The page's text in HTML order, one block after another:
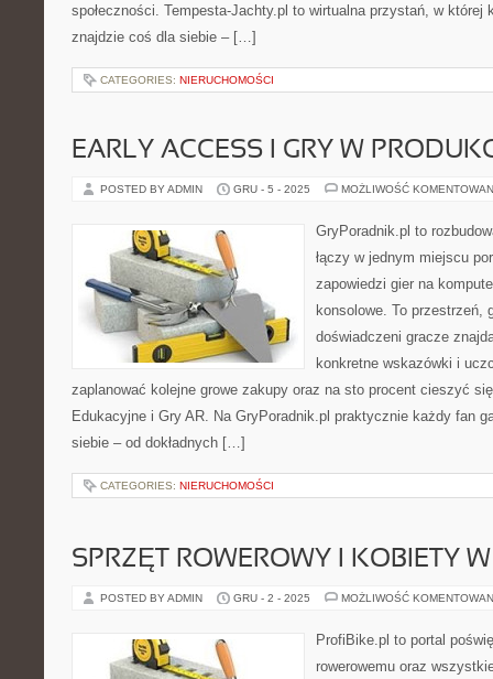
społeczności. Tempesta-Jachty.pl to wirtualna przystań, w której
znajdzie coś dla siebie – […]
CATEGORIES: NIERUCHOMOŚCI
EARLY ACCESS I GRY W
POSTED BY ADMIN GRU - 5 - 2025 MOŻLIWOŚĆ
GryPoradnik.pl to
łączy w jednym miejscu
zapowiedzi gier na
konsolowe. To przestrzeń,
doświadczeni gracze
konkretne wskazówki i
zaplanować kolejne growe zakupy oraz na sto procent cieszyć
Edukacyjne i Gry AR. Na GryPoradnik.pl praktycznie każdy fan
siebie – od dokładnych […]
CATEGORIES: NIERUCHOMOŚCI
SPRZĘT ROWEROWY I KOBIETY
POSTED BY ADMIN GRU - 2 - 2025 MOŻLIWOŚĆ
ProfiBike.pl to portal
rowerowemu oraz